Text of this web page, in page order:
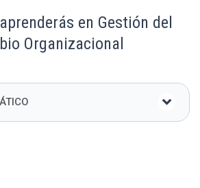
en Gestión del
Organizacional